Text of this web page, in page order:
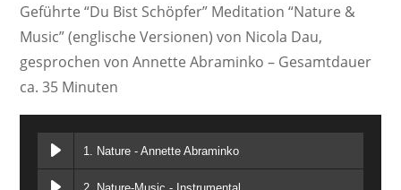
Geführte “Du Bist Schöpfer” Meditation “Nature &
Music” (englische Versionen) von Nicola Dau,
gesprochen von Annette Abraminko – Gesamtdauer
ca. 35 Minuten
1. Nature - Annette Abraminko